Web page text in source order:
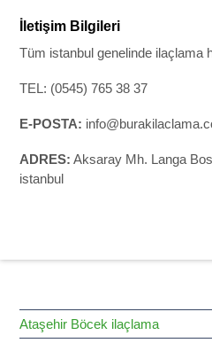
İletişim Bilgileri
Tüm istanbul genelinde ilaçlama
TEL: (0545) 765 38 37
E-POSTA:
ADRES: Aksaray Mh. Langa
istanbul
Ataşehir Böcek ilaçlama